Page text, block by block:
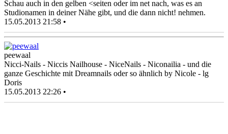
Schau auch in den gelben <seiten oder im net nach, was es an
Studionamen in deiner Nähe gibt, und die dann nicht! nehmen.
15.05.2013 21:58 •
peewaal
Nicci-Nails - Niccis Nailhouse - NiceNails - Niconailia - und die
ganze Geschichte mit Dreamnails oder so ähnlich by Nicole - lg
Doris
15.05.2013 22:26 •